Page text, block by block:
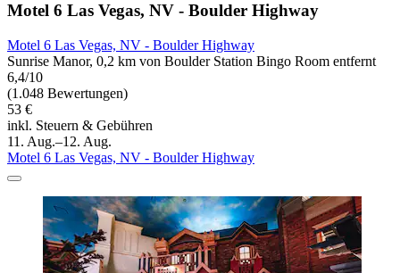
Motel 6 Las Vegas, NV - Boulder Highway
Motel 6 Las Vegas, NV - Boulder Highway
Sunrise Manor, 0,2 km von Boulder Station Bingo Room entfernt
6,4/10
(1.048 Bewertungen)
53 €
inkl. Steuern & Gebühren
11. Aug.–12. Aug.
Motel 6 Las Vegas, NV - Boulder Highway